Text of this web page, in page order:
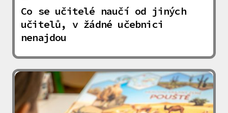
Co se učitelé naučí od jiných
učitelů, v žádné učebnici
nenajdou